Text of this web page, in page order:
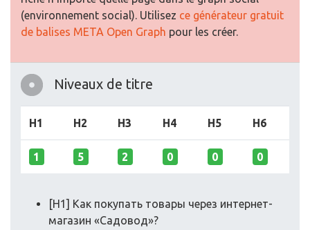
(environnement social). Utilisez ce générateur gratuit
de balises META Open Graph pour les créer.
Niveaux de titre
H1 H2 H3 H4 H5 H6
1 5 2 0 0 0
[H1] Как покупать товары через интернет-
магазин «Садовод»?